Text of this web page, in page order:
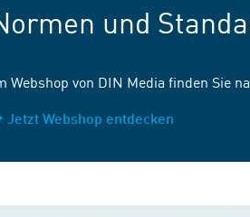
und
Webshop von DIN Media finden Sie
Jetzt Webshop entdecken